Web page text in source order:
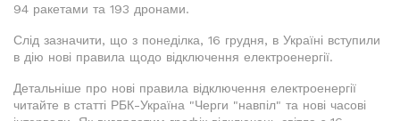
94 ракетами та 193 дронами.
Слід зазначити, що з понеділка, 16 грудня, в Україні вступили
в дію нові правила щодо відключення електроенергії.
Детальніше про нові правила відключення електроенергії
читайте в статті РБК-Україна "Черги "навпіл" та нові часові